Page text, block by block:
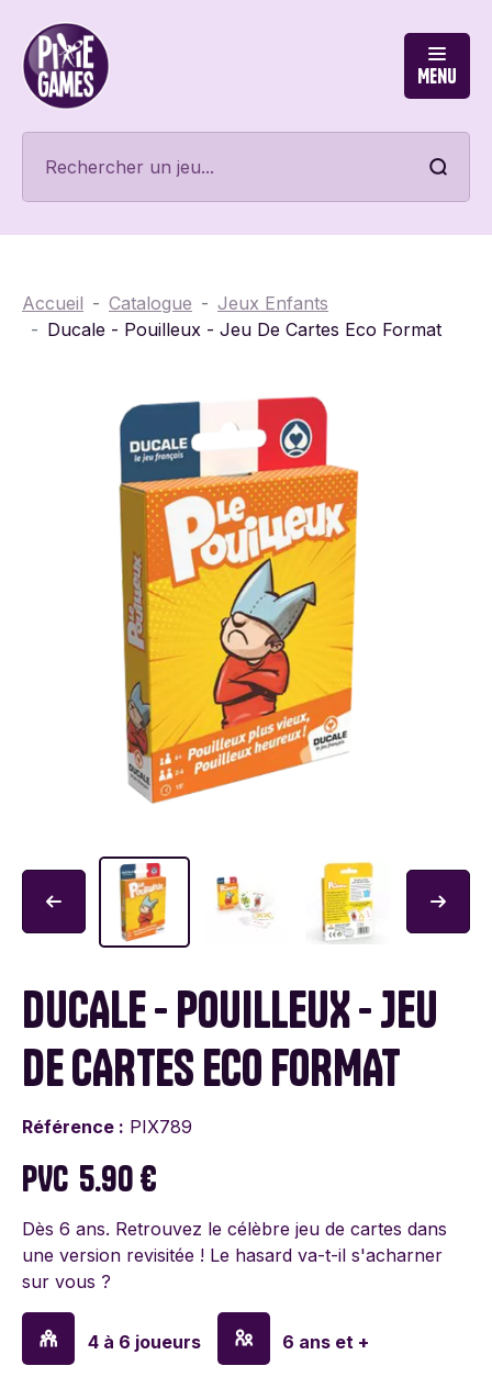
Menu
Accueil Catalogue
Jeux Enfants
Ducale - Pouilleux - Jeu De Cartes Eco Format
DUCALE - POUILLEUX - JEU
DE CARTES ECO FORMAT
Référence : PIX789
PVC 5.90 €
Dès 6 ans. Retrouvez le célèbre jeu de cartes dans
une version revisitée ! Le hasard va-t-il s'acharner
sur vous ?
4 à 6 joueurs 6 ans et +